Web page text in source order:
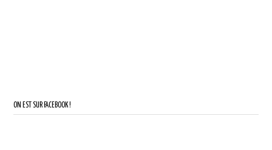
ON EST SUR FACEBOOK !